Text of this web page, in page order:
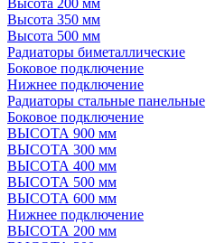
Высота 350 мм
Высота 500 мм
Радиаторы биметаллические
Боковое подключение
Нижнее подключение
Радиаторы стальные панельные
Боковое подключение
ВЫСОТА 900 мм
ВЫСОТА 300 мм
ВЫСОТА 400 мм
ВЫСОТА 500 мм
ВЫСОТА 600 мм
Нижнее подключение
ВЫСОТА 200 мм